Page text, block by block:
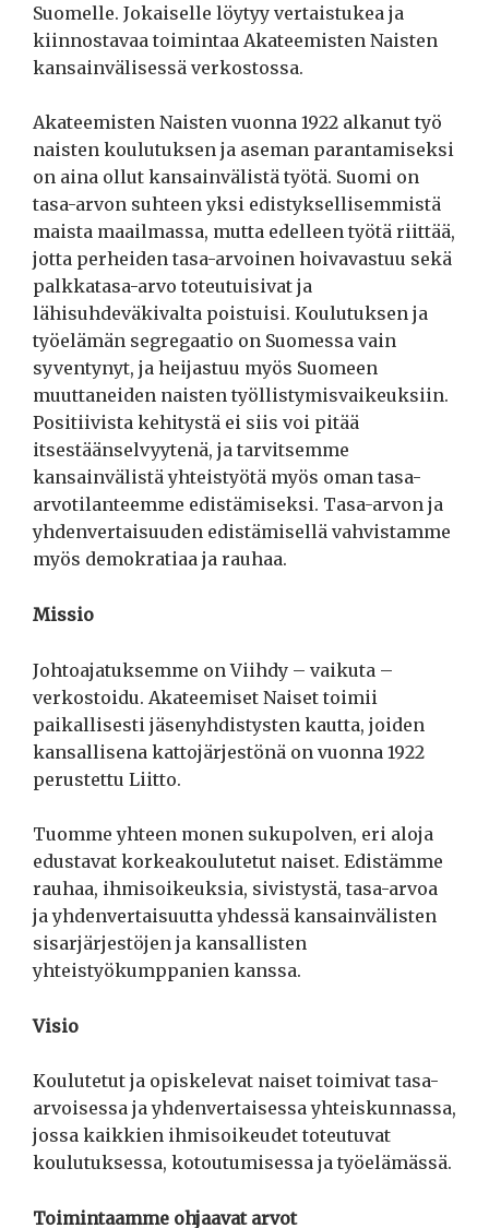
Suomelle. Jokaiselle löytyy vertaistukea ja
kiinnostavaa toimintaa Akateemisten Naisten
kansainvälisessä verkostossa.
Akateemisten Naisten vuonna 1922 alkanut työ
naisten koulutuksen ja aseman parantamiseksi
on aina ollut kansainvälistä työtä. Suomi on
tasa-arvon suhteen yksi edistyksellisemmistä
maista maailmassa, mutta edelleen työtä riittää,
jotta perheiden tasa-arvoinen hoivavastuu sekä
palkkatasa-arvo toteutuisivat ja
lähisuhdeväkivalta poistuisi. Koulutuksen ja
työelämän segregaatio on Suomessa vain
syventynyt, ja heijastuu myös Suomeen
muuttaneiden naisten työllistymisvaikeuksiin.
Positiivista kehitystä ei siis voi pitää
itsestäänselvyytenä, ja tarvitsemme
kansainvälistä yhteistyötä myös oman tasa-
arvotilanteemme edistämiseksi. Tasa-arvon ja
yhdenvertaisuuden edistämisellä vahvistamme
myös demokratiaa ja rauhaa.
Missio
Johtoajatuksemme on Viihdy – vaikuta –
verkostoidu. Akateemiset Naiset toimii
paikallisesti jäsenyhdistysten kautta, joiden
kansallisena kattojärjestönä on vuonna 1922
perustettu Liitto.
Tuomme yhteen monen sukupolven, eri aloja
edustavat korkeakoulutetut naiset. Edistämme
rauhaa, ihmisoikeuksia, sivistystä, tasa-arvoa
ja yhdenvertaisuutta yhdessä kansainvälisten
sisarjärjestöjen ja kansallisten
yhteistyökumppanien kanssa.
Visio
Koulutetut ja opiskelevat naiset toimivat tasa-
arvoisessa ja yhdenvertaisessa yhteiskunnassa,
jossa kaikkien ihmisoikeudet toteutuvat
koulutuksessa, kotoutumisessa ja työelämässä.
Toimintaamme ohjaavat arvot